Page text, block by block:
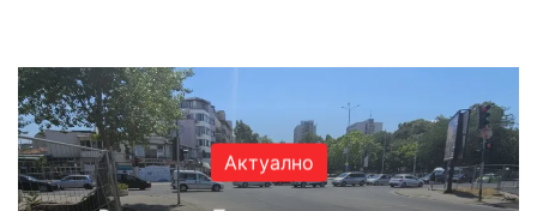
Актуално